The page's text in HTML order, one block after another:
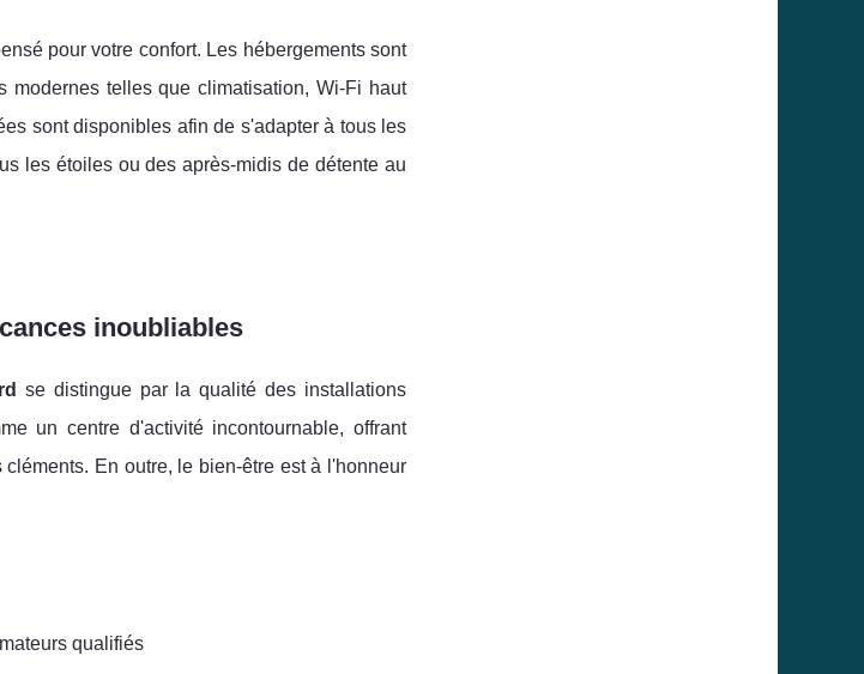
pour votre confort. Les hébergements sont
modernes telles que climatisation, Wi-Fi haut
sont disponibles afin de s'adapter à tous les
les étoiles ou des après-midis de détente au
inoubliables
se distingue par la qualité des installations
un centre d'activité incontournable, offrant
cléments. En outre, le bien-être est à l'honneur
qualifiés